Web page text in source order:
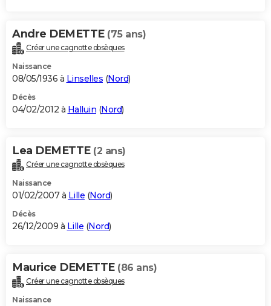
Andre DEMETTE (75 ans)
Créer une cagnotte obsèques
Naissance
08/05/1936 à Linselles (Nord)
Décès
04/02/2012 à Halluin (Nord)
Lea DEMETTE (2 ans)
Créer une cagnotte obsèques
Naissance
01/02/2007 à Lille (Nord)
Décès
26/12/2009 à Lille (Nord)
Maurice DEMETTE (86 ans)
Créer une cagnotte obsèques
Naissance